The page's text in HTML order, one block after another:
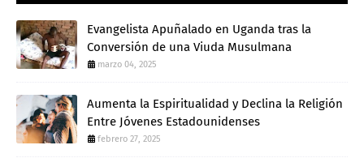
Evangelista Apuñalado en Uganda tras la
Conversión de una Viuda Musulmana
marzo 04, 2025
Aumenta la Espiritualidad y Declina la Religión
Entre Jóvenes Estadounidenses
febrero 27, 2025